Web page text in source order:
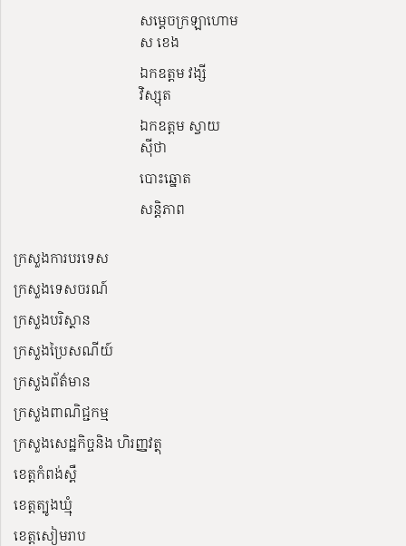
សម្ដេចក្រឡាហោម
ស ខេង
ឯកឧត្តម វង្សី
វិស្សុត
ឯកឧត្តម ស្វាយ
ស៊ីថា
បោះឆ្នោត
សន្តិភាព
ក្រសួងការបរទេស
ក្រសួងទេសចរណ៍
ក្រសួងបរិស្ថាន
ក្រសួងប្រៃសណីយ៍
ក្រសួងព័ត៌មាន
ក្រសួងពាណិជ្ជកម្ម
ក្រសួងសេដ្ឋកិច្ចនិង ហិរញ្ញវត្ថុ
ខេត្តកំពង់ស្ពឺ
ខេត្តត្បូងឃ្មុំ
ខេត្តសៀមរាប